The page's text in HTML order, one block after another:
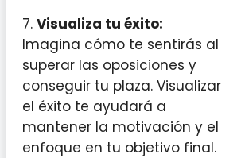
7. Visualiza tu éxito:
Imagina cómo te sentirás al
superar las oposiciones y
conseguir tu plaza. Visualizar
el éxito te ayudará a
mantener la motivación y el
enfoque en tu objetivo final.